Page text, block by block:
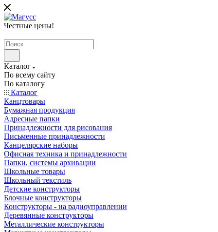
Честные цены!
Каталог
По всему сайту
По каталогу
Каталог
Канцтовары
Бумажная продукция
Адресные папки
Принадлежности для рисования
Письменные принадлежности
Канцелярские наборы
Офисная техника и принадлежности
Папки, системы архивации
Школьные товары
Школьный текстиль
Детские конструкторы
Блочные конструкторы
Конструкторы - на радиоуправлении
Деревянные конструкторы
Металлические конструкторы